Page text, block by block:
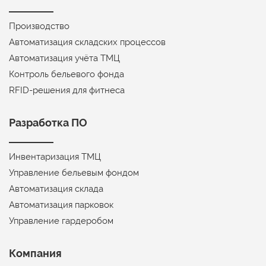
Производство
Автоматизация складских процессов
Автоматизация учёта ТМЦ
Контроль бельевого фонда
RFID-решения для фитнеса
Разработка ПО
Инвентаризация ТМЦ
Управление бельевым фондом
Автоматизация склада
Автоматизация парковок
Управление гардеробом
Компания